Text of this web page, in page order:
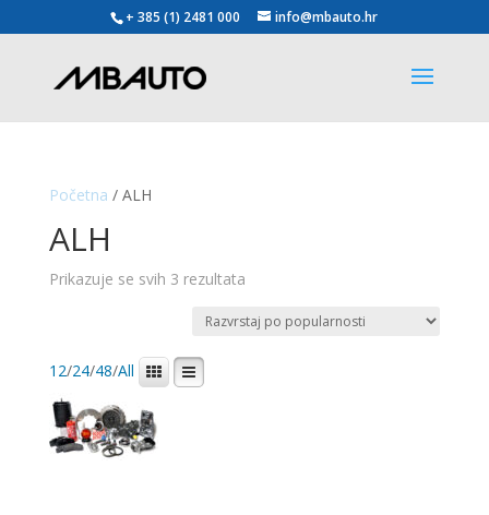
+ 385 (1) 2481 000 info@mbauto.hr
Početna / ALH
ALH
Prikazuje se svih 3 rezultataPoredano
popularnosti
12/24/48/All